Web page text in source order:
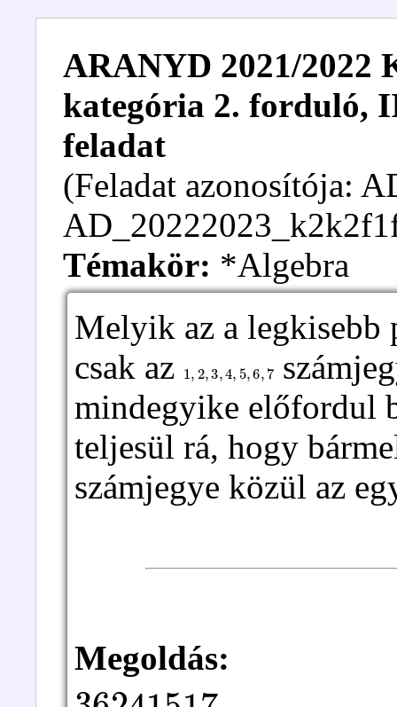
ARANYD 2021/2022
kategória 2. forduló,
feladat
(Feladat azonosítója:
Témakör: *Algebra
Melyik az a legkisebb
csak az 1 2, 3, ,5 ,6 7
mindegyike előfordul
teljesül rá, hogy
számjegye közül az
Megoldás:
36241517